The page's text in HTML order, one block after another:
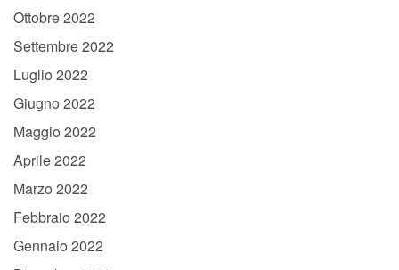
Ottobre 2022
Settembre 2022
Luglio 2022
Giugno 2022
Maggio 2022
Aprile 2022
Marzo 2022
Febbraio 2022
Gennaio 2022